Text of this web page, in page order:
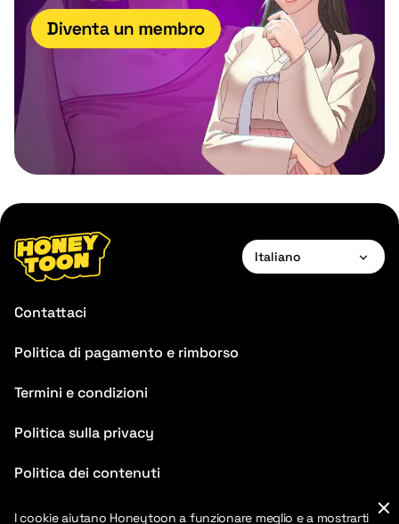
Italiano
Contattaci
Politica di pagamento e rimborso
Termini e condizioni
Politica sulla privacy
Politica dei contenuti
FAQ
I cookie aiutano Honeytoon a funzionare meglio e a mostrarti